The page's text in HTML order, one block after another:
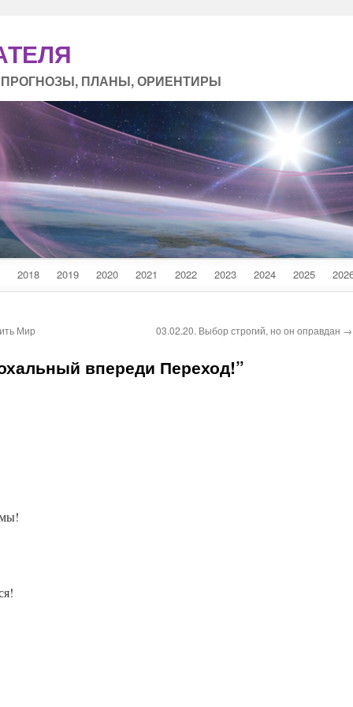
ПЛАНЫ, ОРИЕНТИРЫ
2018 2019 2020 2021 2022 2023 2024 2025
Мир 03.02.20. Выбор строгий, но он оправдан →
впереди Переход!”